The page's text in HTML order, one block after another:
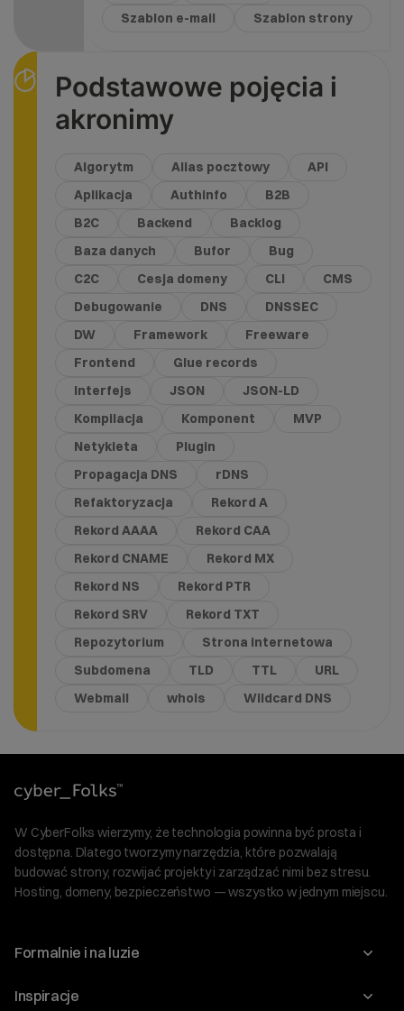
Szablon e-mail
Szablon strony
Podstawowe pojęcia i
akronimy
Algorytm Alias pocztowy
API
Aplikacja
Authinfo
B2B
B2C
Backend
Backlog
Baza danych
Bufor
Bug
C2C
Cesja domeny CLI
CMS
Debugowanie
DNS
DNSSEC
DW
Framework
Freeware
Frontend
Glue records
Interfejs
JSON
JSON-LD
Kompilacja
Komponent
MVP
Netykieta
Plugin
Propagacja DNS
rDNS
Refaktoryzacja
Rekord A
Rekord AAAA
Rekord CAA
Rekord CNAME
Rekord MX
Rekord NS
Rekord PTR
Rekord SRV
Rekord TXT
Repozytorium
Strona internetowa
Subdomena
TLD TTL
URL
Webmail
whois Wildcard DNS
W CyberFolks wierzymy, że technologia powinna być prosta i
dostępna. Dlatego tworzymy narzędzia, które pozwalają
budować strony, rozwijać projekty i zarządzać nimi bez stresu.
Hosting, domeny, bezpieczeństwo — wszystko w jednym miejscu.
Formalnie i na luzie
O nas
Inspiracje